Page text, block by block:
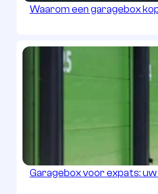
Waarom een garagebox
Garagebox voor expats: